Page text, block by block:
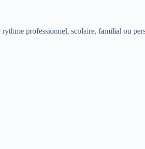
professionnel, scolaire, familial ou